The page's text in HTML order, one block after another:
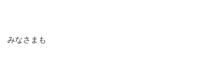
みなさまも